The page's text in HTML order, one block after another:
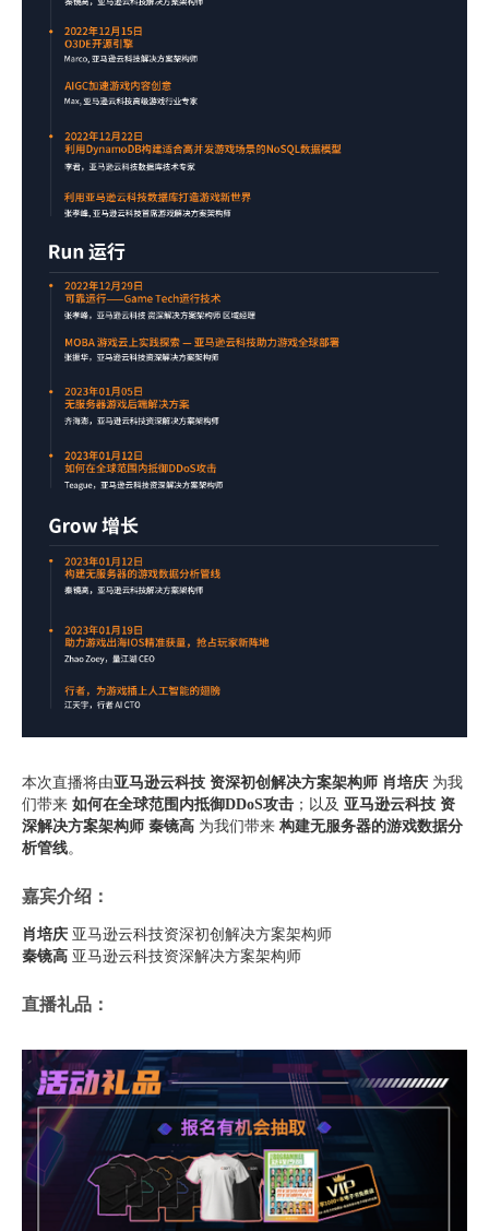
本次直播将由亚马逊云科技 资深初创解决方案架构师 肖培庆 为我
们带来 如何在全球范围内抵御DDoS攻击 ；以及 亚马逊云科技 资
深解决方案架构师 秦镜高 为我们带来 构建无服务器的游戏数据分
析管线。
嘉宾介绍：
肖培庆 亚马逊云科技资深初创解决方案架构师
秦镜高 亚马逊云科技资深解决方案架构师
直播礼品：